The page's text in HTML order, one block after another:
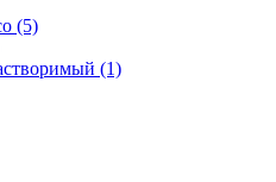
(5)
(1)